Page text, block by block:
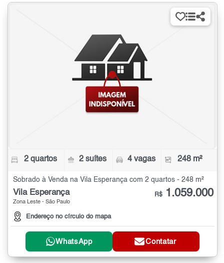
2 quartos 2 suítes 4 vagas 248 m²
Sobrado à Venda na Vila Esperança com 2 quartos - 248 m²
Vila Esperança
Zona Leste - São Paulo
Endereço no círculo do mapa
R$ 1.059.000
WhatsApp Contatar